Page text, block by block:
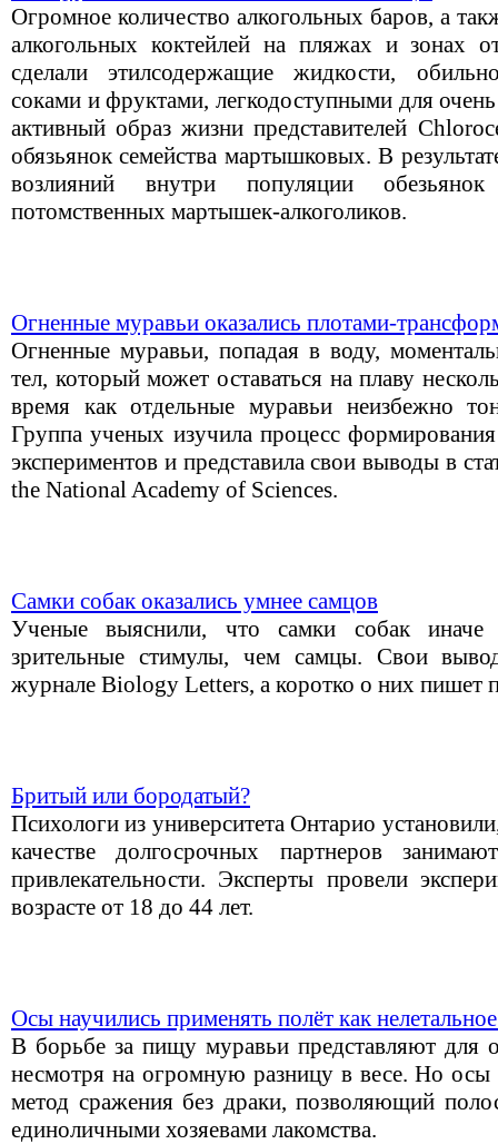
Огромное количество алкогольных баров, а
алкогольных коктейлей на пляжах и зонах
сделали этилсодержащие жидкости,
соками и фруктами, легкодоступными для
активный образ жизни представителей
обязьянок семейства мартышковых. В
возлияний внутри популяции
потомственных мартышек-алкоголиков.
Огненные муравьи оказались плотами-
Огненные муравьи, попадая в воду,
тел, который может оставаться на плаву
время как отдельные муравьи неизбежно
Группа ученых изучила процесс
экспериментов и представила свои выводы в
the National Academy of Sciences.
Самки собак оказались умнее самцов
Ученые выяснили, что самки собак иначе
зрительные стимулы, чем самцы. Свои
журнале Biology Letters, а коротко о них пишет
Бритый или бородатый?
Психологи из университета Онтарио
качестве долгосрочных партнеров
привлекательности. Эксперты провели
возрасте от 18 до 44 лет.
Осы научились применять полёт как
В борьбе за пищу муравьи представляют для
несмотря на огромную разницу в весе. Но
метод сражения без драки, позволяющий
единоличными хозяевами лакомства.